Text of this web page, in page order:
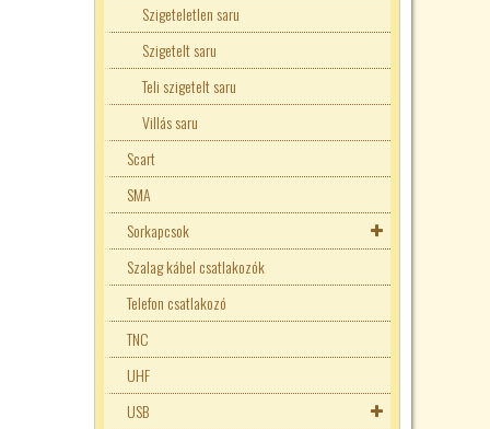
Szigeteletlen saru
Szigetelt saru
Teli szigetelt saru
Villás saru
Scart
SMA
Sorkapcsok
Sorkapocs Nyák-ba
Bekötő blokkok
Sínes sorkapcsok
Tracon sínes sorkapocs
Szalag kábel csatlakozók
Telefon csatlakozó
TNC
UHF
USB